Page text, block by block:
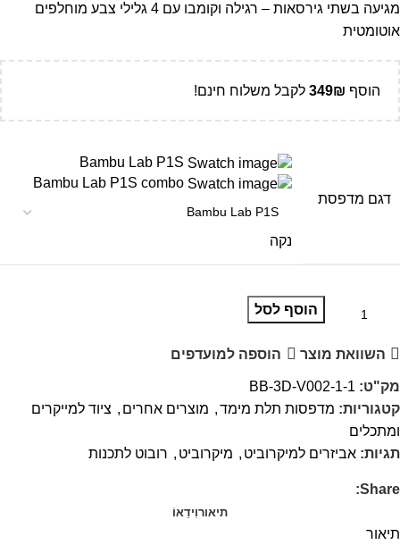
מגיעה בשתי גירסאות – רגילה וקומבו עם 4 גלילי צבע מוחלפים
אוטומטית
הוסף 349₪ לקבל משלוח חינם!
דגם מדפסת
Bambu Lab P1S
Bambu Lab P1S combo
נקה
הוסף לסל
השוואת מוצר הוספה למועדפים
מק"ט: BB-3D-V002-1-1
קטגוריות: מדפסות תלת מימד, מוצרים אחרים , ציוד למייקרים
ומתכלים
תגיות: אביזרים למיקרוביט , מיקרוביט , רובוט לתכנות
Share:
תיאורוִידֵאוֹ
תיאור